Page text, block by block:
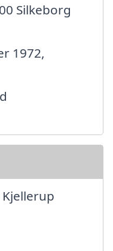
Silkeborg
1972,